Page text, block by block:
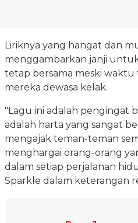
Liriknya yang hangat dan
menggambarkan janji
tetap bersama meski
mereka dewasa kelak.
"Lagu ini adalah pengingat
adalah harta yang sangat
mengajak teman-teman
menghargai orang-orang
dalam setiap perjalanan
Sparkle dalam keterangan